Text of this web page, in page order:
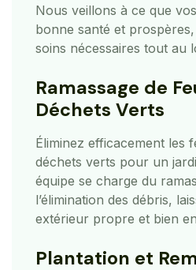
Nous veillons à ce que
bonne santé et
soins nécessaires tout au
Ramassage de
Déchets Verts
Éliminez efficacement les
déchets verts pour un
équipe se charge du
l’élimination des débris,
extérieur propre et bien
Plantation et